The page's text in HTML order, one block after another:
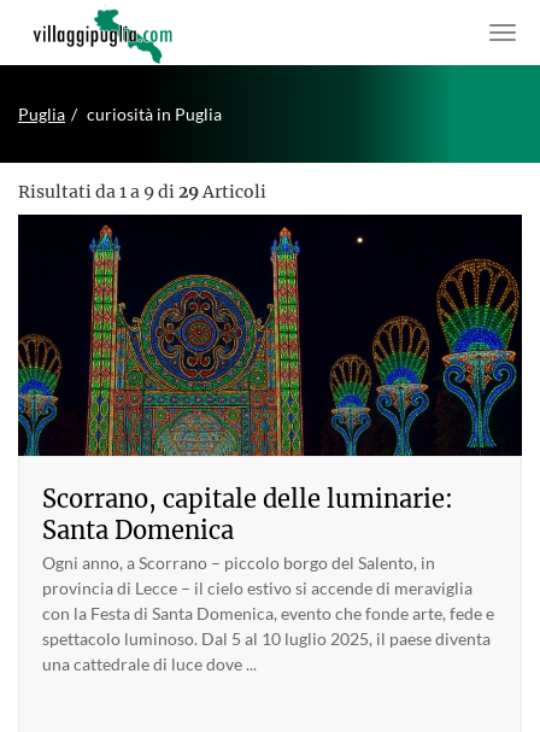
Puglia curiosità in Puglia
Risultati da 1 a 9 di29Articoli
Scorrano, capitale delle luminarie:
Santa Domenica
Ogni anno, a Scorrano – piccolo borgo del Salento, in
provincia di Lecce – il cielo estivo si accende di meraviglia
con la Festa di Santa Domenica, evento che fonde arte, fede e
spettacolo luminoso. Dal 5 al 10 luglio 2025, il paese diventa
una cattedrale di luce dove ...